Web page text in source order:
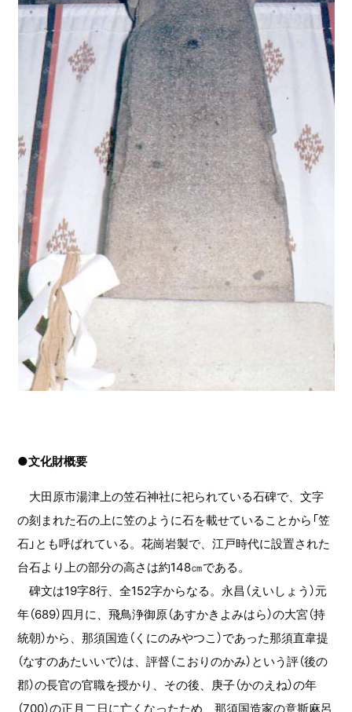
●文化財概要
大田原市湯津上の笠石神社に祀られている石碑で、文字
の刻まれた石の上に笠のように石を載せていることから「笠
石」とも呼ばれている。花崗岩製で、江戸時代に設置された
台石より上の部分の高さは約148㎝である。
碑文は19字8行、全152字からなる。永昌（えいしょう）元
年（689）四月に、飛鳥浄御原（あすかきよみはら）の大宮（持
統朝）から、那須国造（くにのみやつこ）であった那須直韋提
（なすのあたいいで）は、評督（こおりのかみ）という評（後の
郡）の長官の官職を授かり、その後、庚子（かのえね）の年
（700）の正月二日に亡くなったため、那須国造家の意斯麻呂